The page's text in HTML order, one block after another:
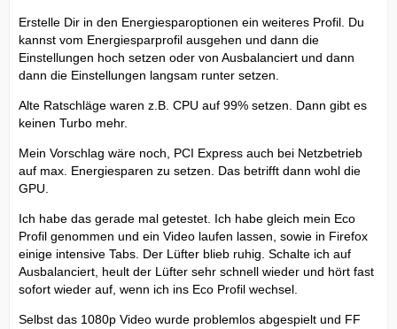
Erstelle Dir in den Energiesparoptionen ein weiteres Profil. Du
kannst vom Energiesparprofil ausgehen und dann die
Einstellungen hoch setzen oder von Ausbalanciert und dann
dann die Einstellungen langsam runter setzen.
Alte Ratschläge waren z.B. CPU auf 99% setzen. Dann gibt es
keinen Turbo mehr.
Mein Vorschlag wäre noch, PCI Express auch bei Netzbetrieb
auf max. Energiesparen zu setzen. Das betrifft dann wohl die
GPU.
Ich habe das gerade mal getestet. Ich habe gleich mein Eco
Profil genommen und ein Video laufen lassen, sowie in Firefox
einige intensive Tabs. Der Lüfter blieb ruhig. Schalte ich auf
Ausbalanciert, heult der Lüfter sehr schnell wieder und hört fast
sofort wieder auf, wenn ich ins Eco Profil wechsel.
Selbst das 1080p Video wurde problemlos abgespielt und FF